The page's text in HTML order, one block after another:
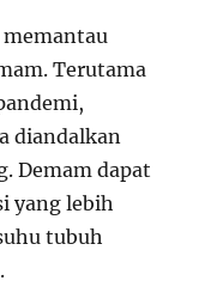
Terutama
diandalkan
Demam dapat
yang lebih
tubuh